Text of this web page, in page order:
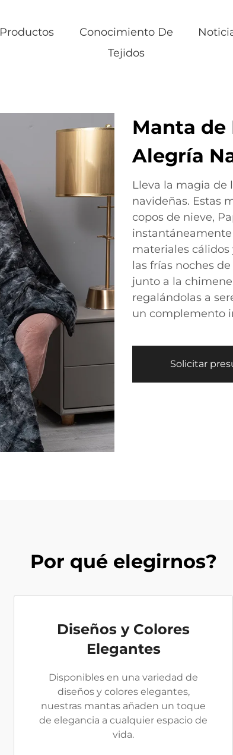
Productos
Conocimiento De
Tejidos
Manta de
Alegría
Lleva la magia de
navideñas. Estas
copos de nieve,
materiales
las frías noches
junto a la
regalándolas a
un complemento
Solicitar
Por qué elegirnos?
Diseños y Colores
Elegantes
Disponibles en una variedad de
diseños y colores elegantes,
nuestras mantas añaden un toque
de elegancia a cualquier espacio de
vida.